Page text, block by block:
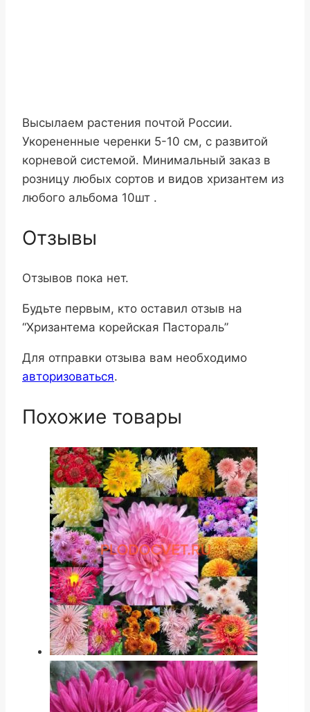
Высылаем растения почтой России.
Укорененные черенки 5-10 см, с развитой
корневой системой. Минимальный заказ в
розницу любых сортов и видов хризантем из
любого альбома 10шт .
Отзывы
Отзывов пока нет.
Будьте первым, кто оставил отзыв на
“Хризантема корейская Пастораль”
Для отправки отзыва вам необходимо
авторизоваться.
Похожие товары